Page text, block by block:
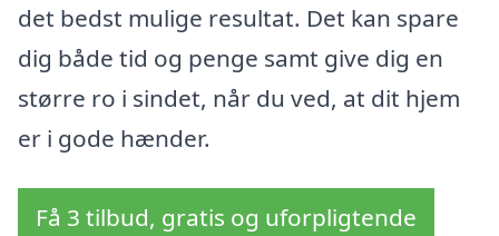
det bedst mulige resultat. Det kan spare
dig både tid og penge samt give dig en
større ro i sindet, når du ved, at dit hjem
er i gode hænder.
Få 3 tilbud, gratis og uforpligtende